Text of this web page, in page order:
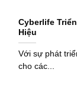
Cyberlife
Hiệu
Với sự phát
cho các...